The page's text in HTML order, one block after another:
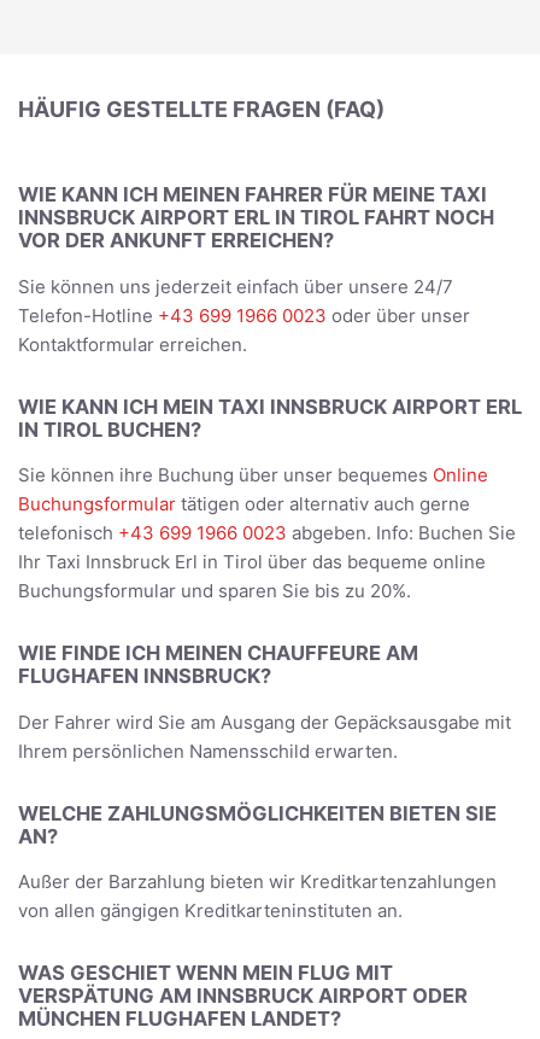
HÄUFIG GESTELLTE FRAGEN (FAQ)
WIE KANN ICH MEINEN FAHRER FÜR MEINE TAXI
INNSBRUCK AIRPORT ERL IN TIROL FAHRT NOCH
VOR DER ANKUNFT ERREICHEN?
Sie können uns jederzeit einfach über unsere 24/7
Telefon-Hotline +43 699 1966 0023 oder über unser
Kontaktformular erreichen.
WIE KANN ICH MEIN TAXI INNSBRUCK AIRPORT ERL
IN TIROL BUCHEN?
Sie können ihre Buchung über unser bequemes Online
Buchungsformular tätigen oder alternativ auch gerne
telefonisch +43 699 1966 0023 abgeben. Info: Buchen Sie
Ihr Taxi Innsbruck Erl in Tirol über das bequeme online
Buchungsformular und sparen Sie bis zu 20%.
WIE FINDE ICH MEINEN CHAUFFEURE AM
FLUGHAFEN INNSBRUCK?
Der Fahrer wird Sie am Ausgang der Gepäcksausgabe mit
Ihrem persönlichen Namensschild erwarten.
WELCHE ZAHLUNGSMÖGLICHKEITEN BIETEN SIE
AN?
Außer der Barzahlung bieten wir Kreditkartenzahlungen
von allen gängigen Kreditkarteninstituten an.
WAS GESCHIET WENN MEIN FLUG MIT
VERSPÄTUNG AM INNSBRUCK AIRPORT ODER
MÜNCHEN FLUGHAFEN LANDET?